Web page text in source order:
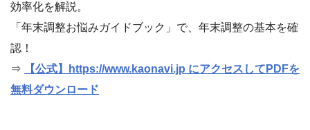
効率化を解説。
「年末調整お悩みガイドブック」で、年末調整の基本を確
認！
⇒
【公式】https://www.kaonavi.jp にアクセスしてPDFを
無料ダウンロード